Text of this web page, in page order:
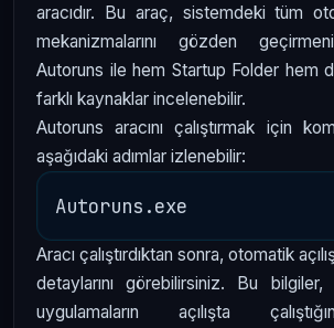
aracıdır. Bu araç, sistemdeki tüm
mekanizmalarını gözden
Autoruns ile hem Startup Folder hem
farklı kaynaklar incelenebilir.
Autoruns aracını çalıştırmak için
aşağıdaki adımlar izlenebilir:
Aracı çalıştırdıktan sonra, otomatik
detaylarını görebilirsiniz. Bu
uygulamaların açılışta